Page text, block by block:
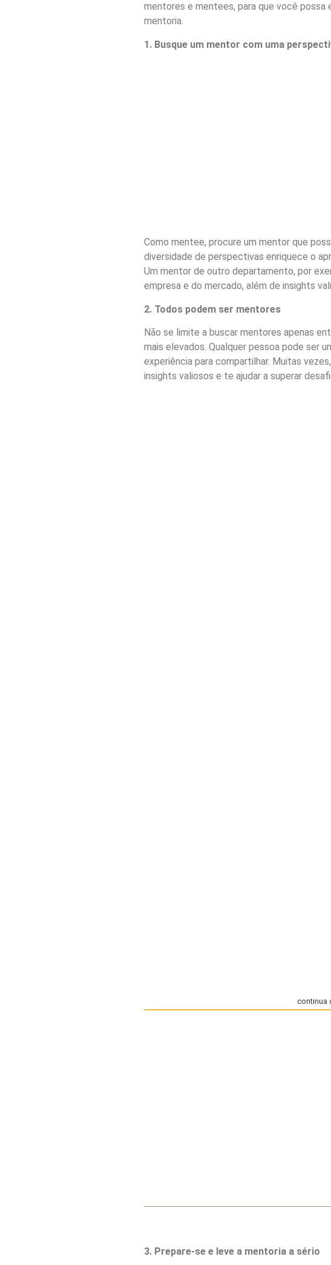
mentores e mentees, para que você possa
mentoria.
1. Busque um mentor com uma
Como mentee, procure um mentor que
diversidade de perspectivas enriquece o
Um mentor de outro departamento, por
empresa e do mercado, além de insights
2. Todos podem ser mentores
Não se limite a buscar mentores apenas
mais elevados. Qualquer pessoa pode ser
experiência para compartilhar. Muitas
insights valiosos e te ajudar a superar
continua
3. Prepare-se e leve a mentoria a sério